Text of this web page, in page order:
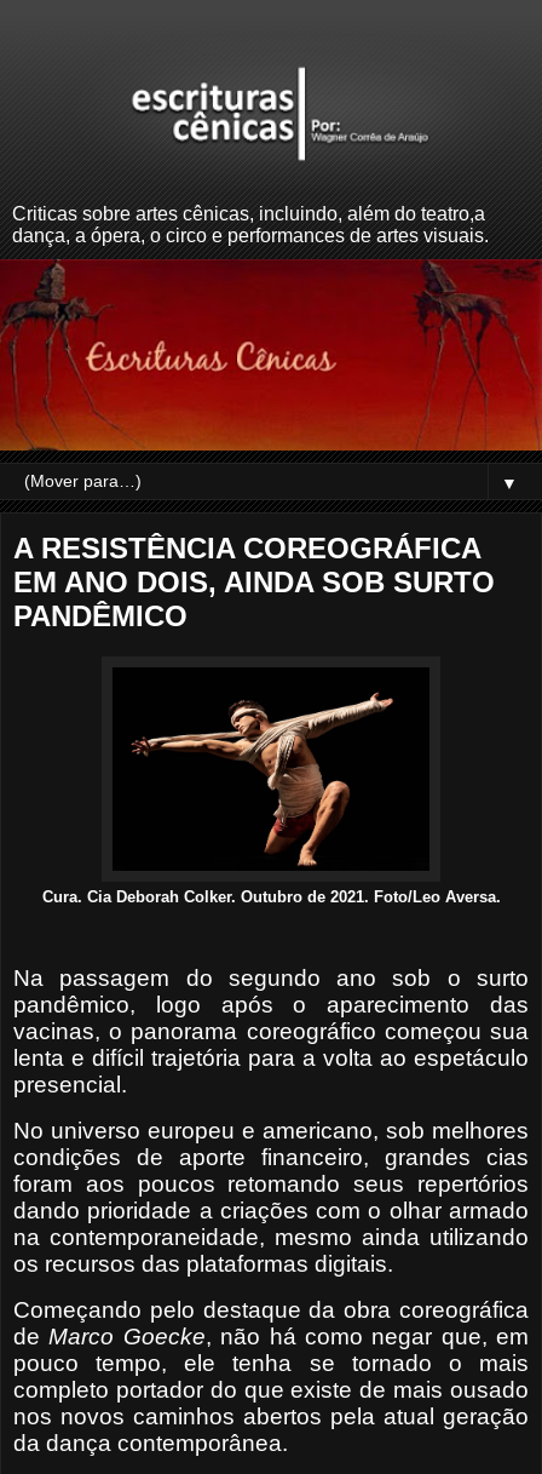
Criticas sobre artes cênicas, incluindo, além do teatro,a
dança, a ópera, o circo e performances de artes visuais.
▼
A RESISTÊNCIA COREOGRÁFICA
EM ANO DOIS, AINDA SOB SURTO
PANDÊMICO
Cura. Cia Deborah Colker. Outubro de 2021. Foto/Leo Aversa.
Na passagem do segundo ano sob o surto
pandêmico, logo após o aparecimento das
vacinas, o panorama coreográfico começou sua
lenta e difícil trajetória para a volta ao espetáculo
presencial.
No universo europeu e americano, sob melhores
condições de aporte financeiro, grandes cias
foram aos poucos retomando seus repertórios
dando prioridade a criações com o olhar armado
na contemporaneidade, mesmo ainda utilizando
os recursos das plataformas digitais.
Começando pelo destaque da obra coreográfica
deMarco Goecke, não há como negar que, em
pouco tempo, ele tenha se tornado o mais
completo portador do que existe de mais ousado
nos novos caminhos abertos pela atual geração
da dança contemporânea.